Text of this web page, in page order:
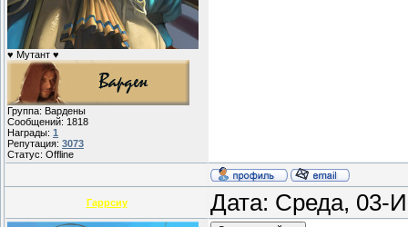
♥ Мутант ♥
Группа: Вардены
Сообщений: 1818
Награды: 1
Репутация: 3073
Статус: Offline
Гаррсиу Дата: Среда, 03-